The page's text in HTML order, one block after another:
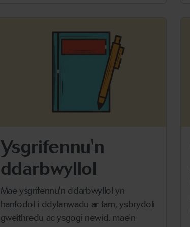
Ysgrifennu'n
ddarbwyllol
Mae ysgrifennu'n ddarbwyllol yn
hanfodol i ddylanwadu ar farn, ysbrydoli
gweithredu ac ysgogi newid. mae'n